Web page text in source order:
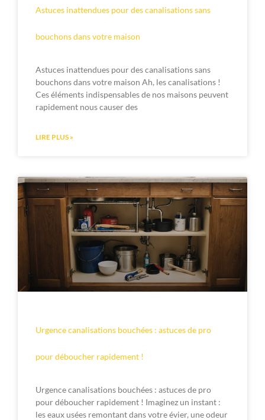
Astuces inattendues pour des canalisations sans
bouchons dans votre maison
Astuces inattendues pour des canalisations sans
bouchons dans votre maison Ah, les canalisations !
Ces éléments indispensables de nos maisons peuvent
rapidement nous causer des
LIRE PLUS »
Urgence canalisations bouchées : astuces de pro
pour déboucher rapidement !
Urgence canalisations bouchées : astuces de pro
pour déboucher rapidement ! Imaginez un instant :
les eaux usées remontant dans votre évier, une odeur